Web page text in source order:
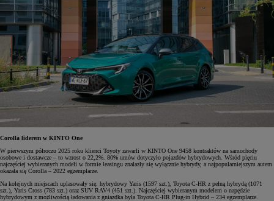
Corolla liderem w KINTO One
W pierwszym półroczu 2025 roku klienci Toyoty zawarli w KINTO One 9458 kontraktów na samochody
osobowe i dostawcze – to wzrost o 22,2%. 80% umów dotyczyło pojazdów hybrydowych. Wśród pięciu
najczęściej wybieranych modeli w formie leasingu znalazły się wyłącznie hybrydy, a najpopularniejszym autem
okazała się Corolla – 2022 egzemplarze.
Na kolejnych miejscach uplasowały się: hybrydowy Yaris (1597 szt.), Toyota C-HR z pełną hybrydą (1071
szt.), Yaris Cross (783 szt.) oraz SUV RAV4 (451 szt.). Najczęściej wybieranym modelem o napędzie
hybrydowym z możliwością ładowania z gniazdka była Toyota C-HR Plug-in Hybrid – 234 egzemplarze.